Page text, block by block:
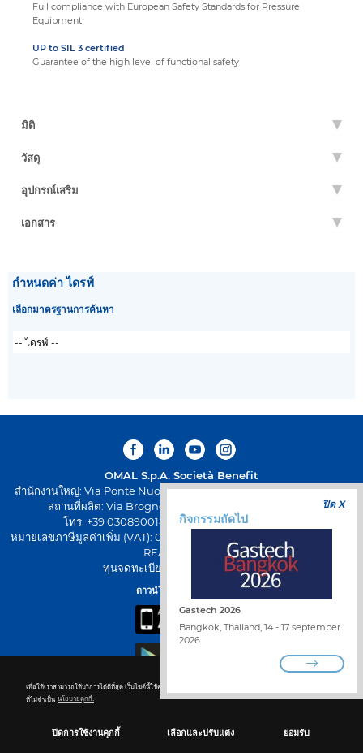
เพื่อให้เราสามารถให้บริการได้ดีที่สุด เว็บไซต์นี้ใช้คุกกี้ สำหรับรายละเอียดเพิ่มเติมหรือหากต้องการปิดการใช้งานคุกกี้
ที่ไม่จำเป็น นโยบายคุกกี้.
ปิดการใช้งานคุกกี้ เลือกและปรับแต่ง ยอมรับ
Full compliance with European Safety Standards for Pressure
Equipment
UP to SIL 3 certified
Guarantee of the high level of functional safety
มิติ
วัสดุ
อุปกรณ์เสริม
เอกสาร
กำหนดค่า ไดรฟ์
เลือกมาตรฐานการค้นหา
OMAL S.p.A. Società Benefit
สำนักงานใหญ่: Via Ponte Nuovo 11, Rodengo Saiano (Brescia) Italy
สถานที่ผลิต: Via Brognolo 12, Passirano (Brescia) Italy
โทร. +39 0308900145 โทรสาร +39 0308900423
หมายเลขภาษีมูลค่าเพิ่ม (VAT): 00645720988 - รหัสภาษี: 01661640175 -
REA BS-258271
ทุนจดทะเบียน: € 500.000,00 I.V
ดาวน์โหลดแอป OMAL
ค้นหาผู้จัดจำหน่าย
นโยบายความเป็นส่วนตัว
ปิด X
กิจกรรมถัดไป
Gastech 2026
Bangkok, Thailand, 14 - 17 september
2026